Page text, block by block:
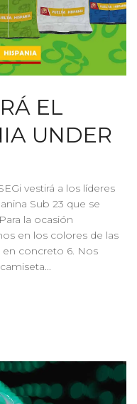
EL
UNDER
vestirá a los líderes
Sub 23 que se
la ocasión
en los colores de las
en concreto 6. Nos